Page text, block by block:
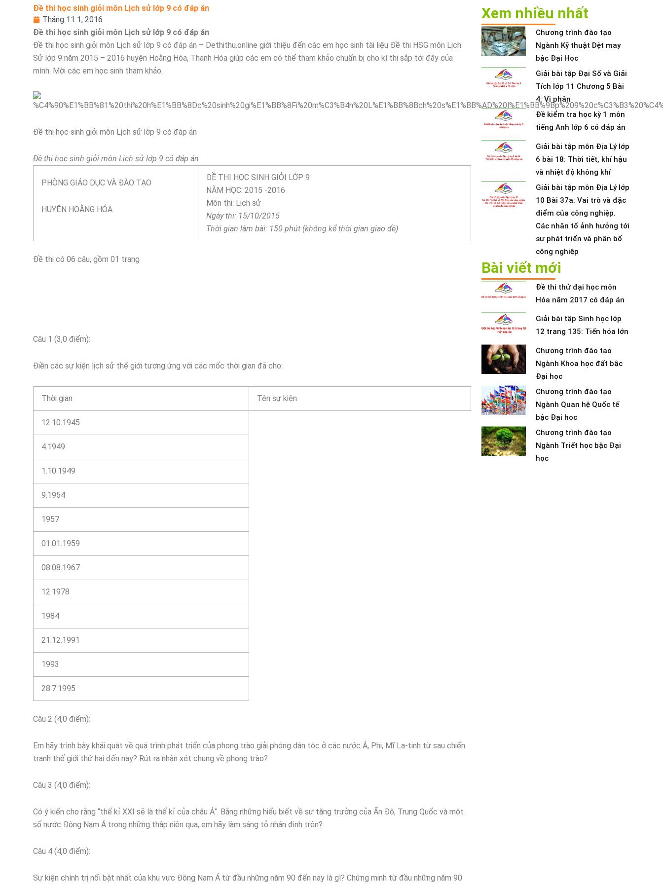
Đề thi học sinh giỏi môn Lịch sử lớp 9 có đáp án
Tháng 11 1, 2016
Đề thi học sinh giỏi môn Lịch sử lớp 9 có đáp án
Đề thi học sinh giỏi môn Lịch sử lớp 9 có đáp án – Dethithu.online giới thiệu đến các em học sinh tài liệu Đề thi HSG môn Lịch
Sử lớp 9 năm 2015 – 2016 huyện Hoằng Hóa, Thanh Hóa giúp các em có thể tham khảo chuẩn bị cho kì thi sắp tới đây của
mình. Mời các em học sinh tham khảo.
Đề thi học sinh giỏi môn Lịch sử lớp 9 có đáp án
Đề thi học sinh giỏi môn Lịch sử lớp 9 có đáp án
PHÒNG GIÁO DỤC VÀ ĐÀO TẠO
HUYỆN HOẰNG HÓA
ĐỀ THI HỌC SINH GIỎI LỚP 9
NĂM HỌC: 2015 -2016
Môn thi: Lịch sử
Ngày thi: 15/10/2015
Thời gian làm bài: 150 phút (không kể thời gian giao đề)
Đề thi có 06 câu, gồm 01 trang
Câu 1 (3,0 điểm):
Điền các sự kiện lịch sử thế giới tương ứng với các mốc thời gian đã cho:
Thời gian Tên sự kiện
12.10.1945
4.1949
1.10.1949
9.1954
1957
01.01.1959
08.08.1967
12.1978
1984
21.12.1991
1993
28.7.1995
Câu 2 (4,0 điểm):
Em hãy trình bày khái quát về quá trình phát triển của phong trào giải phóng dân tộc ở các nước Á, Phi, Mĩ La-tinh từ sau chiến
tranh thế giới thứ hai đến nay? Rút ra nhận xét chung về phong trào?
Câu 3 (4,0 điểm):
Có ý kiến cho rằng “thế kỉ XXI sẽ là thế kỉ của châu Á”. Bằng những hiểu biết về sự tăng trưởng của Ấn Độ, Trung Quốc và một
số nước Đông Nam Á trong những thập niên qua, em hãy làm sáng tỏ nhận định trên?
Câu 4 (4,0 điểm):
Sự kiện chính trị nổi bật nhất của khu vực Đông Nam Á từ đầu những năm 90 đến nay là gì? Chứng minh từ đầu những năm 90
Xem nhiều nhất
Chương trình đào tạo
Ngành Kỹ thuật Dệt may
bậc Đại Học
Giải bài tập Đại Số và Giải
Tích lớp 11 Chương 5 Bài
4: Vi phân
Đề kiểm tra học kỳ 1 môn
tiếng Anh lớp 6 có đáp án
Giải bài tập môn Địa Lý lớp
6 bài 18: Thời tiết, khí hậu
và nhiệt độ không khí
Giải bài tập môn Địa Lý lớp
10 Bài 37a: Vai trò và đặc
điểm của công nghiệp.
Các nhân tố ảnh hưởng tới
sự phát triển và phân bố
công nghiệp
Bài viết mới
Đề thi thử đại học môn
Hóa năm 2017 có đáp án
Giải bài tập Sinh học lớp
12 trang 135: Tiến hóa lớn
Chương trình đào tạo
Ngành Khoa học đất bậc
Đại học
Chương trình đào tạo
Ngành Quan hệ Quốc tế
bậc Đại học
Chương trình đào tạo
Ngành Triết học bậc Đại
học